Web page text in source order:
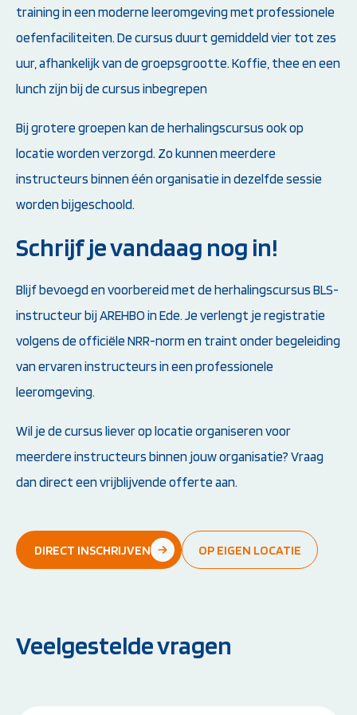
training in een moderne leeromgeving met professionele
oefenfaciliteiten. De cursus duurt gemiddeld vier tot zes
uur, afhankelijk van de groepsgrootte. Koffie, thee en een
lunch zijn bij de cursus inbegrepen
Bij grotere groepen kan de herhalingscursus ook op
locatie worden verzorgd. Zo kunnen meerdere
instructeurs binnen één organisatie in dezelfde sessie
worden bijgeschoold.
Schrijf je vandaag nog in!
Blijf bevoegd en voorbereid met de herhalingscursus BLS-
instructeur bij AREHBO in Ede. Je verlengt je registratie
volgens de officiële NRR-norm en traint onder begeleiding
van ervaren instructeurs in een professionele
leeromgeving.
Wil je de cursus liever op locatie organiseren voor
meerdere instructeurs binnen jouw organisatie? Vraag
dan direct een vrijblijvende offerte aan.
DIRECT INSCHRIJVEN OP EIGEN LOCATIE
Veelgestelde vragen